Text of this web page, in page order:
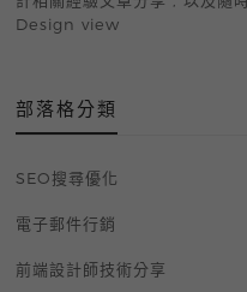
Design view
部落格
SEO搜尋優化
電子郵件行銷
前端設計師技術分享